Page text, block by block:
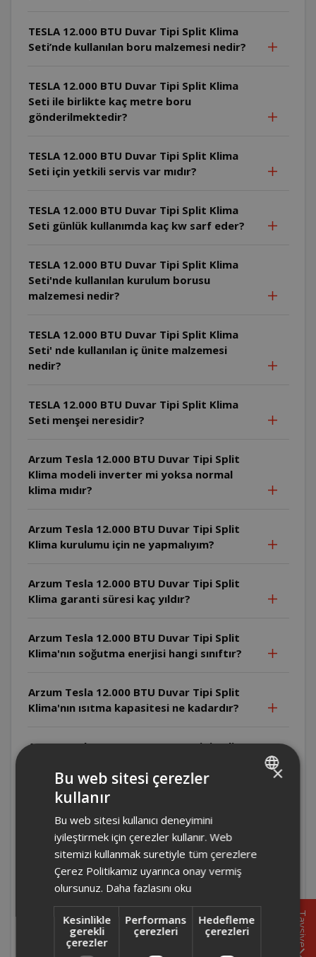
TESLA 12.000 BTU Duvar Tipi Split Klima
Seti’nde kullanılan boru malzemesi nedir?
TESLA 12.000 BTU Duvar Tipi Split Klima
Seti ile birlikte kaç metre boru
gönderilmektedir?
TESLA 12.000 BTU Duvar Tipi Split Klima
Seti için yetkili servis var mıdır?
TESLA 12.000 BTU Duvar Tipi Split Klima
Seti günlük kullanımda kaç kw sarf eder?
TESLA 12.000 BTU Duvar Tipi Split Klima
Seti'nde kullanılan kurulum borusu
malzemesi nedir?
TESLA 12.000 BTU Duvar Tipi Split Klima
Seti' nde kullanılan iç ünite malzemesi
nedir?
TESLA 12.000 BTU Duvar Tipi Split Klima
Seti menşei neresidir?
Arzum Tesla 12.000 BTU Duvar Tipi Split
Klima modeli inverter mi yoksa normal
klima mıdır?
Arzum Tesla 12.000 BTU Duvar Tipi Split
Klima kurulumu için ne yapmalıyım?
Arzum Tesla 12.000 BTU Duvar Tipi Split
Klima garanti süresi kaç yıldır?
Arzum Tesla 12.000 BTU Duvar Tipi Split
Klima'nın soğutma enerjisi hangi sınıftır?
Arzum Tesla 12.000 BTU Duvar Tipi Split
Klima'nın ısıtma kapasitesi ne kadardır?
Arzum Tesla 12.000 BTU Duvar Tipi Split
Arzum Tesla 12.000 BTU Duvar Tipi Split
Klima'da iç ünite ve dış ünite ses seviyesi
kaçtır?
Arzum Tesla 12.000 BTU Duvar Tipi Split
Klima için yıllık ısıtma tüketimi ne
Arzum Tesla 12.000 BTU Duvar Tipi Split
Tavsiye
×
Bu web sitesi çerezler
kullanır
Bu web sitesi kullanıcı deneyimini
iyileştirmek için çerezler kullanır. Web
sitemizi kullanmak suretiyle tüm çerezlere
Çerez Politikamız uyarınca onay vermiş
olursunuz. Daha fazlasını oku
Kesinlikle
gerekli
çerezler
Performans
çerezleri
Hedefleme
çerezleri